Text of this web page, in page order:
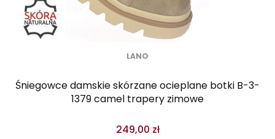
LANO
Śniegowce damskie skórzane ocieplane botki B-3-
1379 camel trapery zimowe
249,00 zł